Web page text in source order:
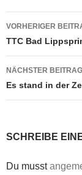
VORHERIGER
TTC Bad
NÄCHSTER BEITRAG
Es stand in der
SCHREIBE
Du musst